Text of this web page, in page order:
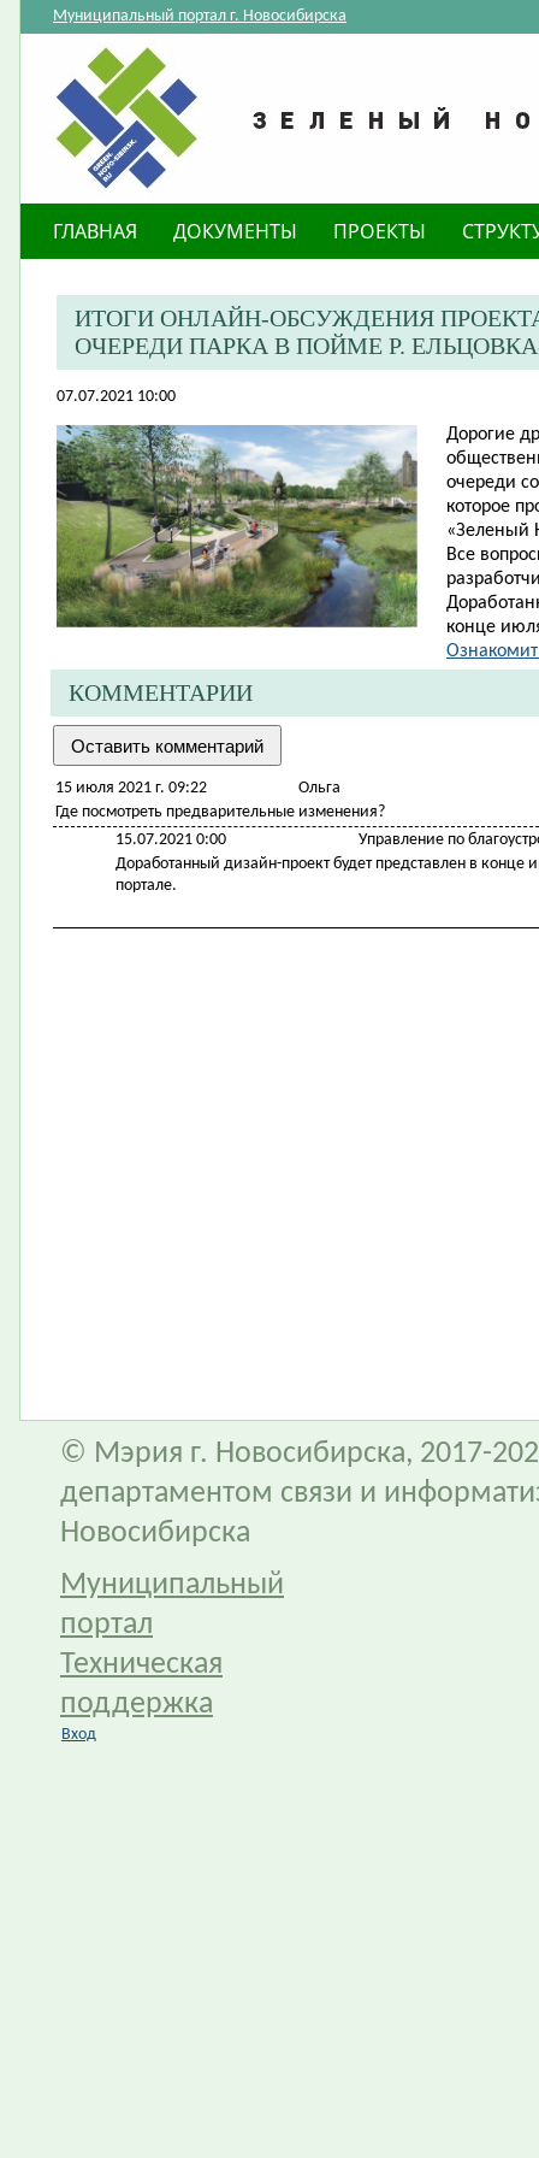
Муниципальный портал г. Новосибирска
ГЛАВНАЯ ДОКУМЕНТЫ ПРОЕКТЫ
​ИТОГИ ОНЛАЙН-ОБСУЖДЕНИЯ
ОЧЕРЕДИ ПАРКА В ПОЙМЕ Р.
07.07.2021 10:00
Дорогие
очереди
которое
«Зеленый
Все
конце
КОММЕНТАРИИ
15 июля 2021 г. 09:22
Ольга
Где посмотреть предварительные изменения?
15.07.2021 0:00
Управление по
Доработанный дизайн-проект будет представлен в конце
портале.
© Мэрия г. Новосибирска, 2017-
департаментом связи и
Новосибирска
Муниципальный
портал
Техническая
поддержка
Вход